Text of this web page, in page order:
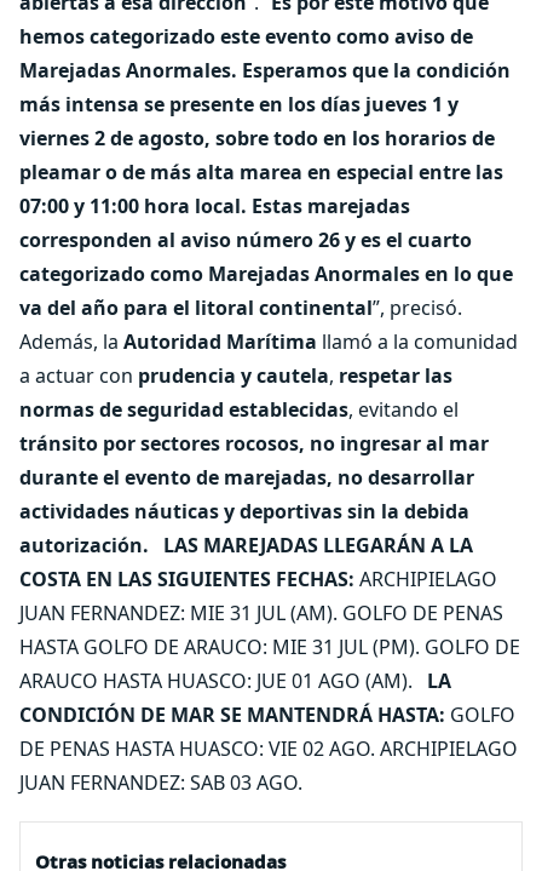
hemos categorizado este evento como aviso de
Marejadas Anormales. Esperamos que la condición
más intensa se presente en los días jueves 1 y
viernes 2 de agosto, sobre todo en los horarios de
pleamar o de más alta marea en especial entre las
07:00 y 11:00 hora local. Estas marejadas
corresponden al aviso número 26 y es el cuarto
categorizado como Marejadas Anormales en lo que
va del año para el litoral continental”, precisó.
Además, la Autoridad Marítima llamó a la comunidad
a actuar con prudencia y cautela, respetar las
normas de seguridad establecidas, evitando el
tránsito por sectores rocosos, no ingresar al mar
durante el evento de marejadas, no desarrollar
actividades náuticas y deportivas sin la debida
autorización.
LAS MAREJADAS LLEGARÁN A LA
COSTA EN LAS SIGUIENTES FECHAS: ARCHIPIELAGO
JUAN FERNANDEZ: MIE 31 JUL (AM). GOLFO DE PENAS
HASTA GOLFO DE ARAUCO: MIE 31 JUL (PM). GOLFO DE
ARAUCO HASTA HUASCO: JUE 01 AGO (AM). LA
CONDICIÓN DE MAR SE MANTENDRÁ HASTA: GOLFO
DE PENAS HASTA HUASCO: VIE 02 AGO. ARCHIPIELAGO
JUAN FERNANDEZ: SAB 03 AGO.
Otras noticias relacionadas